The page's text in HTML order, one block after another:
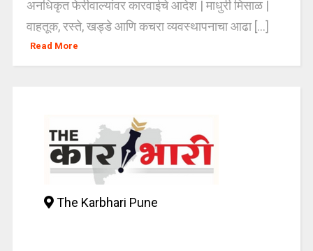
अनधिकृत फेरीवाल्यांवर कारवाईचे आदेश | माधुरी मिसाळ |
वाहतूक, रस्ते, खड्डे आणि कचरा व्यवस्थापनाचा आढा [...]
Read More
The Karbhari Pune